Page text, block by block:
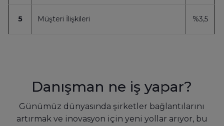
5 Müşteri İlişkileri %3,5
Danışman ne iş yapar?
Günümüz dünyasında şirketler bağlantılarını
artırmak ve inovasyon için yeni yollar arıyor, bu